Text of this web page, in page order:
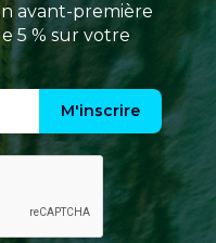
avant-première
5 % sur votre
M'inscrire